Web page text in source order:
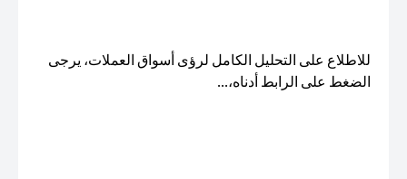
للاطلاع على التحليل الكامل لرؤى أسواق العملات، يرجى
الضغط على الرابط أدناه،...